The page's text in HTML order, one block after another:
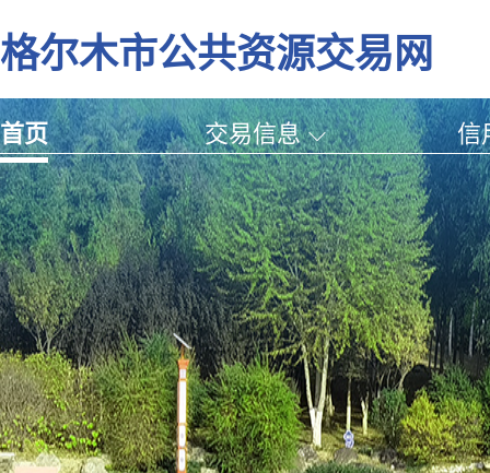
格尔木市公共资源交易网
首页 交易信息 信